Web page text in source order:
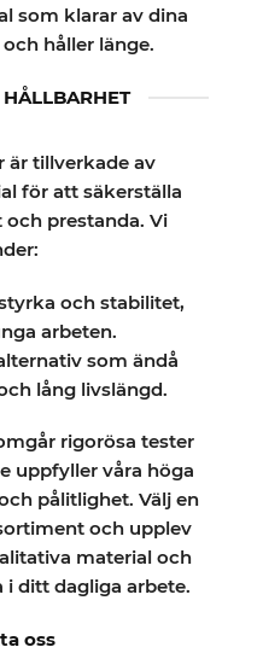
som klarar av dina
håller länge.
är tillverkade av
för att säkerställa
prestanda. Vi
och stabilitet,
arbeten.
som ändå
lång livslängd.
rigorösa tester
uppfyller våra höga
pålitlighet. Välj en
och upplev
material och
ditt dagliga arbete.
oss